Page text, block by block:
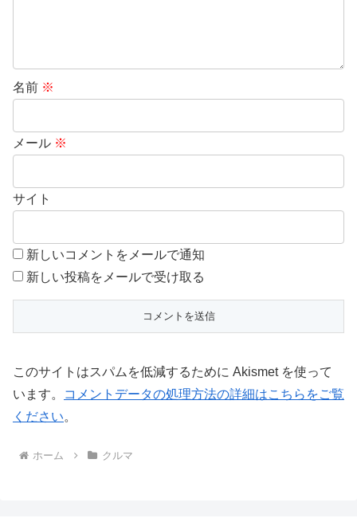
名前 ※
メール ※
サイト
新しいコメントをメールで通知
新しい投稿をメールで受け取る
このサイトはスパムを低減するために Akismet を使って
います。
コメントデータの処理方法の詳細はこちらをご覧
ください。
ホーム クルマ